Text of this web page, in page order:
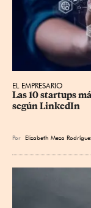
EL EMPRESARIO
Las 10 startups
según LinkedIn
Por Elizabeth Meza